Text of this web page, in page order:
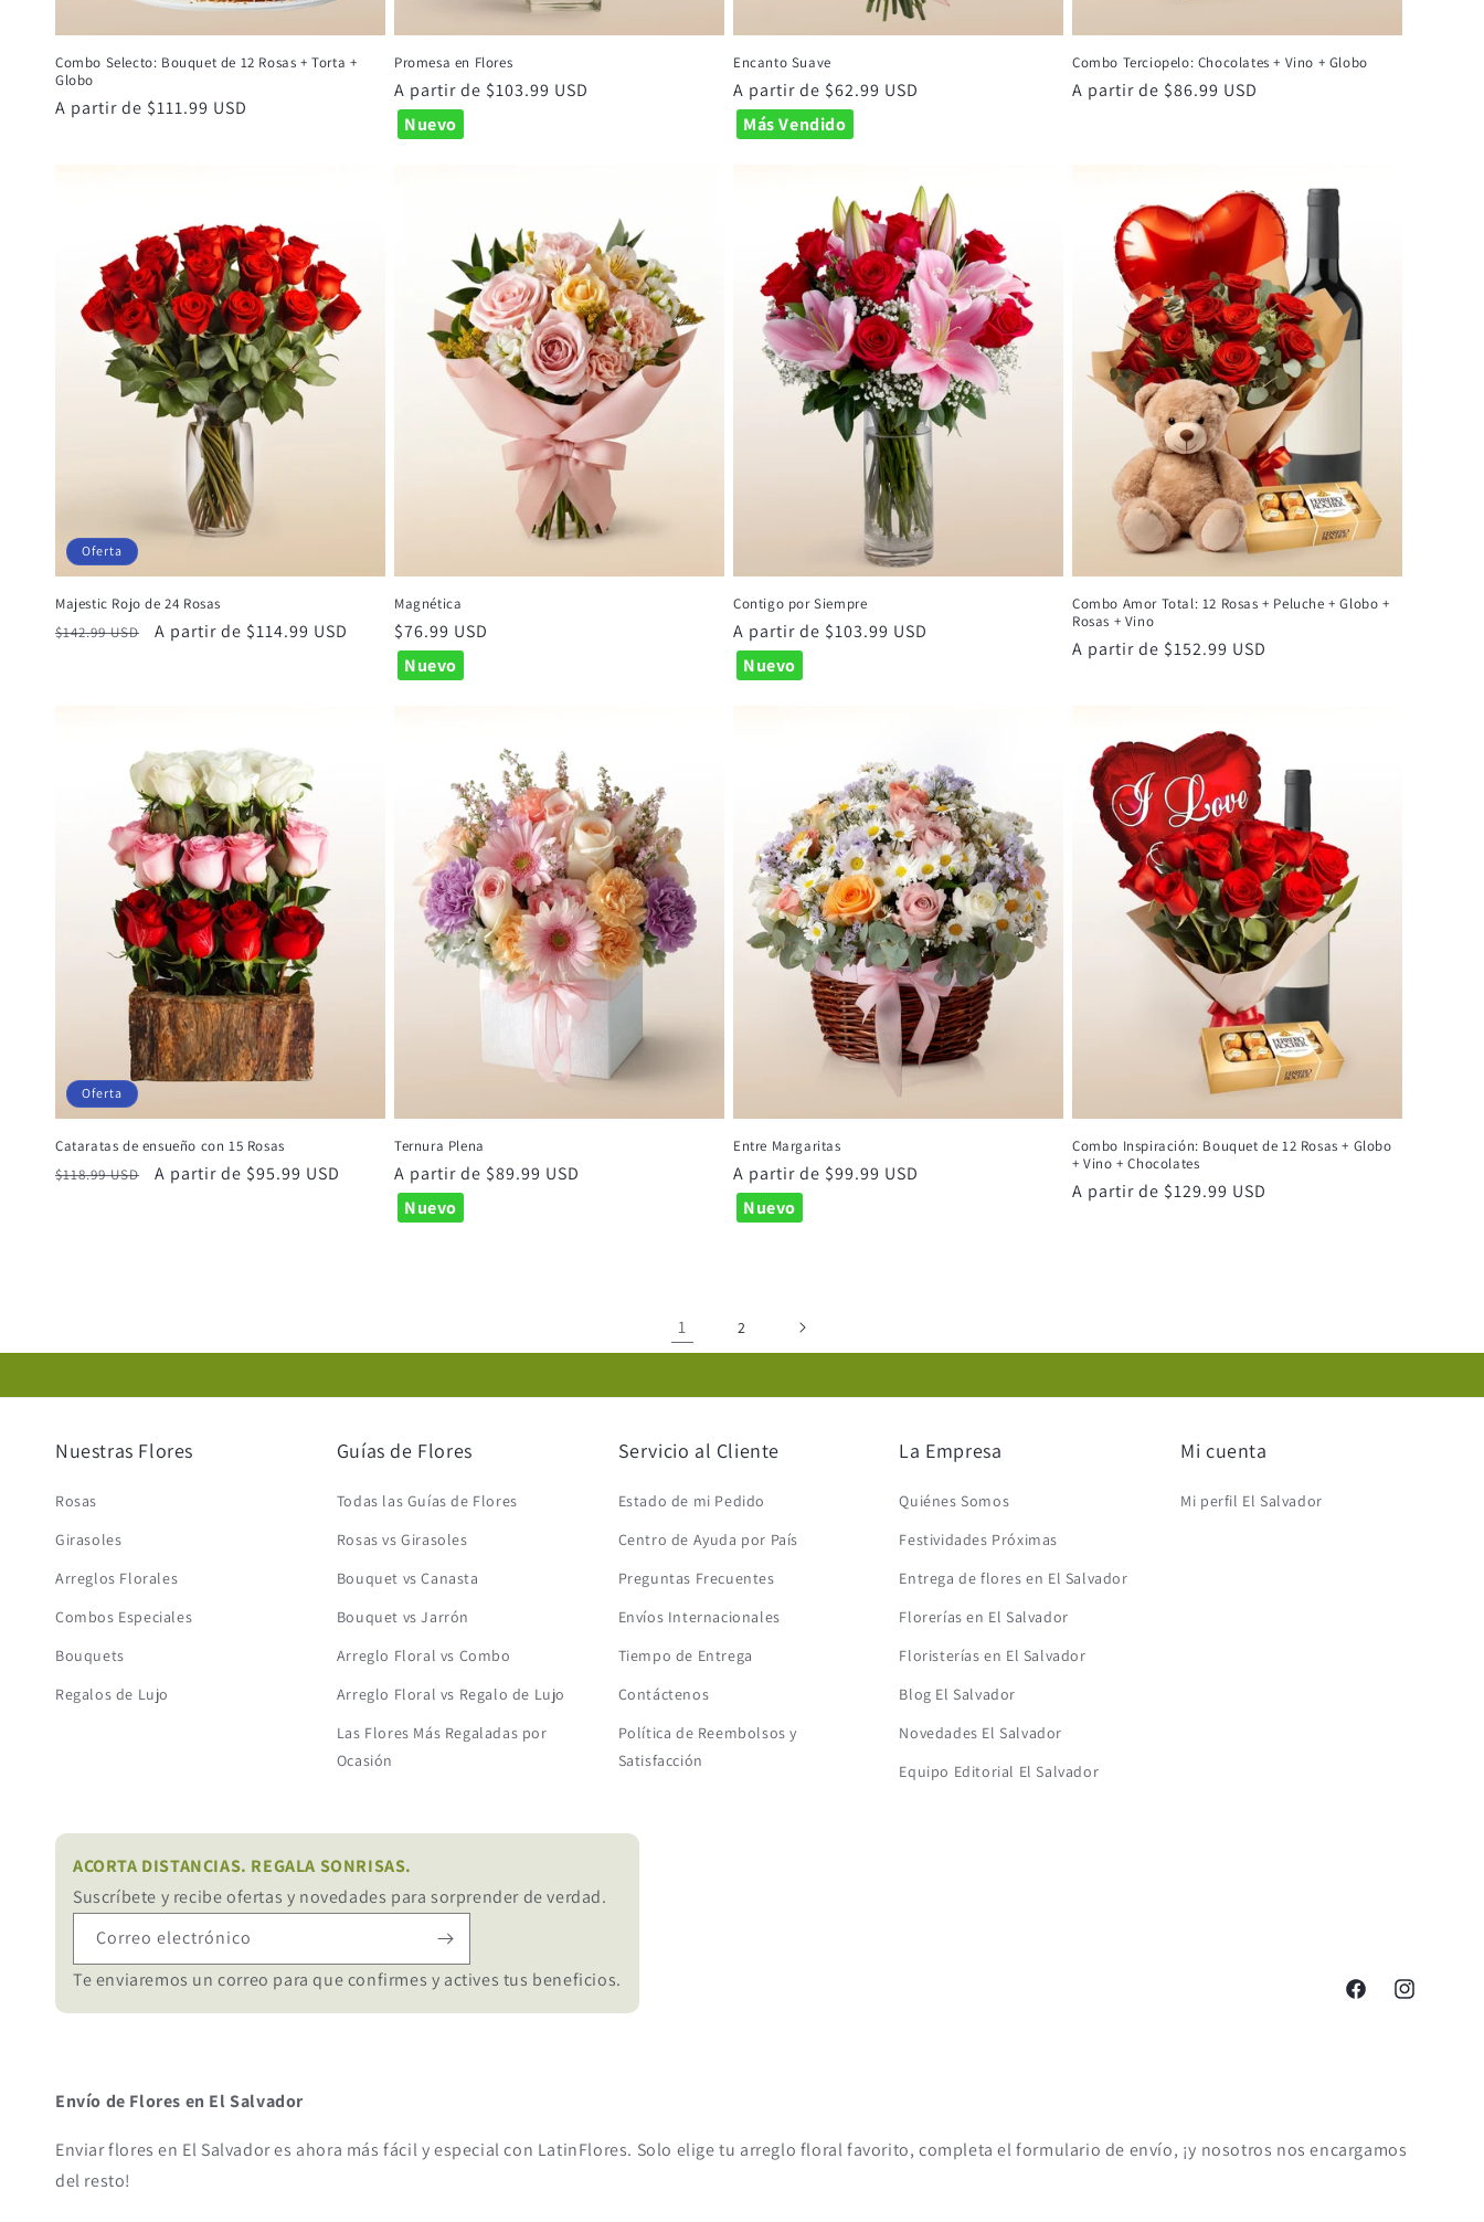
Combo Selecto: Bouquet de 12 Rosas + Torta +
Globo
Precio
A partir de $111.99 USD
Promesa en Flores
Precio
habitual
A partir de $103.99 USD
Nuevo
Encanto Suave
Precio
habitual
A partir de $62.99 USD
Más Vendido
Combo Terciopelo: Chocolates + Vino + Globo
Precio
A partir de $86.99 USD
Oferta
Majestic Rojo de 24 Rosas
Precio
$142.99 USD
Precio
A partir de $114.99 USD
Magnética
Precio
habitual
$76.99 USD
Nuevo
Contigo por Siempre
Precio
habitual
A partir de $103.99 USD
Nuevo
Combo Amor Total: 12 Rosas + Peluche + Globo +
Rosas + Vino
Precio
A partir de $152.99 USD
Oferta
Cataratas de ensueño con 15 Rosas
Precio
$118.99 USD
Precio
A partir de $95.99 USD
Ternura Plena
Precio
habitual
A partir de $89.99 USD
Nuevo
Entre Margaritas
Precio
habitual
A partir de $99.99 USD
Nuevo
Combo Inspiración: Bouquet de 12 Rosas + Globo
+ Vino + Chocolates
Precio
A partir de $129.99 USD
1 2
Nuestras Flores
Rosas
Girasoles
Arreglos Florales
Combos Especiales
Bouquets
Regalos de Lujo
Guías de Flores
Todas las Guías de Flores
Rosas vs Girasoles
Bouquet vs Canasta
Bouquet vs Jarrón
Arreglo Floral vs Combo
Arreglo Floral vs Regalo de Lujo
Las Flores Más Regaladas por
Ocasión
Servicio al Cliente
Estado de mi Pedido
Centro de Ayuda por País
Preguntas Frecuentes
Envíos Internacionales
Tiempo de Entrega
Contáctenos
Política de Reembolsos y
Satisfacción
La Empresa
Quiénes Somos
Festividades Próximas
Entrega de flores en El Salvador
Florerías en El Salvador
Floristerías en El Salvador
Blog El Salvador
Novedades El Salvador
Equipo Editorial El Salvador
Mi cuenta
Mi perfil El Salvador
ACORTA DISTANCIAS. REGALA SONRISAS.
Suscríbete y recibe ofertas y novedades para sorprender de verdad.
Correo electrónico
Te enviaremos un correo para que confirmes y actives tus beneficios.
FacebookInstagram
Envío de Flores en El Salvador
Enviar flores en El Salvador es ahora más fácil y especial con LatinFlores. Solo elige tu arreglo floral favorito, completa el formulario de envío, ¡y nosotros nos encargamos
del resto!